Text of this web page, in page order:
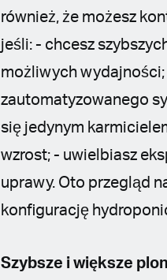
również, że możesz
jeśli: - chcesz
możliwych wydajności;
zautomatyzowanego
się jedynym
wzrost; - uwielbiasz
uprawy. Oto przegląd
konfigurację
Szybsze i większe